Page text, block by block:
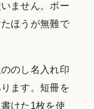
ません。ボー
ほうが無難で
のし名入れ印
ます。短冊を
けた1枚を使